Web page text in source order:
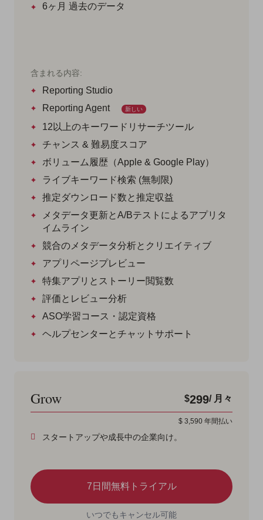
6ヶ月 過去のデータ
含まれる内容:
Reporting Studio
Reporting Agent
新しい
12以上のキーワードリサーチツール
チャンス & 難易度スコア
ボリューム履歴（Apple & Google Play）
ライブキーワード検索 (無制限)
推定ダウンロード数と推定収益
メタデータ更新とA/Bテストによるアプリタ
イムライン
競合のメタデータ分析とクリエイティブ
アプリページプレビュー
特集アプリとストーリー閲覧数
評価とレビュー分析
ASO学習コース・認定資格
ヘルプセンターとチャットサポート
Grow $299/ 月々
$ 3,590 年間払い
スタートアップや成長中の企業向け。
7日間無料トライアル
いつでもキャンセル可能